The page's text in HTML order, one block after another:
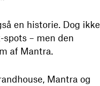
en historie. Dog ikke
– men den
af Mantra.
Mantra og